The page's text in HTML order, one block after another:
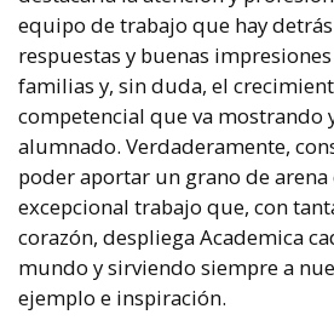
equipo de trabajo que hay
respuestas y buenas
familias y, sin duda, el
competencial que va mostrando
alumnado. Verdaderamente,
poder aportar un grano de arena
excepcional trabajo que, con
corazón, despliega Academica
mundo y sirviendo siempre a
ejemplo e inspiración.